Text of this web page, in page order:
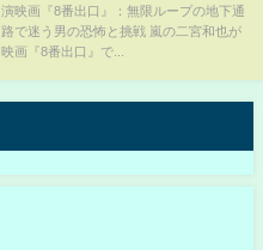
和也,#8番出口,#川村元気
演映画『8番出口』：無限ループの地下通
路で迷う男の恐怖と挑戦 嵐の二宮和也が
映画『8番出口』で...